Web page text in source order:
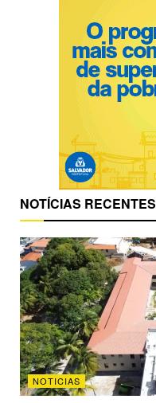
NOTÍCIAS RECENTES
NOTICIAS